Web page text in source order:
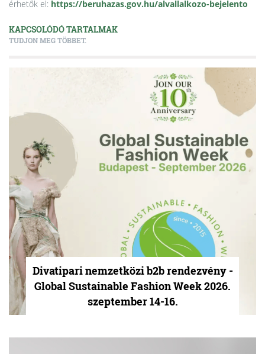
érhetők el: https://beruhazas.gov.hu/alvallalkozo-bejelento
KAPCSOLÓDÓ TARTALMAK
TUDJON MEG TÖBBET.
Divatipari nemzetközi b2b rendezvény -
Global Sustainable Fashion Week 2026.
szeptember 14-16.